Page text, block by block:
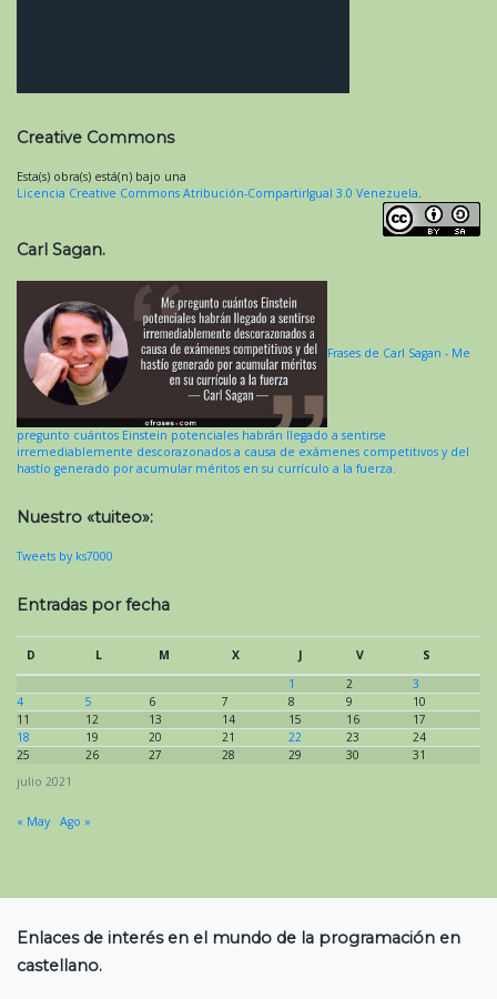
Creative Commons
Esta(s) obra(s) está(n) bajo una
Licencia Creative Commons Atribución-CompartirIgual 3.0 Venezuela.
Carl Sagan.
Frases de Carl Sagan - Me
pregunto cuántos Einstein potenciales habrán llegado a sentirse
irremediablemente descorazonados a causa de exámenes competitivos y del
hastío generado por acumular méritos en su currículo a la fuerza.
Nuestro «tuiteo»:
Tweets by ks7000
Entradas por fecha
julio 2021
D L M X J V
S
1
2
3
4
5 6 7 8 9
10
11
12 13 14 15 16
17
18
19 20 21 22 23
24
25
26 27 28 29 30 31
« May Ago »
Enlaces de interés en el mundo de la programación en
castellano.